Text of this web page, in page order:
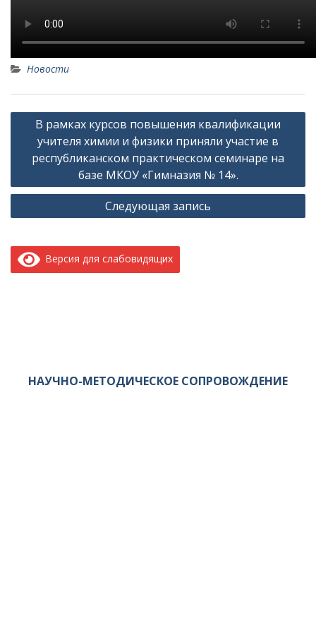
Новости
Навигация
записям
В рамках курсов повышения квалификации
учителя химии и физики приняли участие в
республиканском практическом семинаре на
базе МКОУ «Гимназия № 14».
Следующая запись
Версия для слабовидящих
НАУЧНО-МЕТОДИЧЕСКОЕ СОПРОВОЖДЕНИЕ